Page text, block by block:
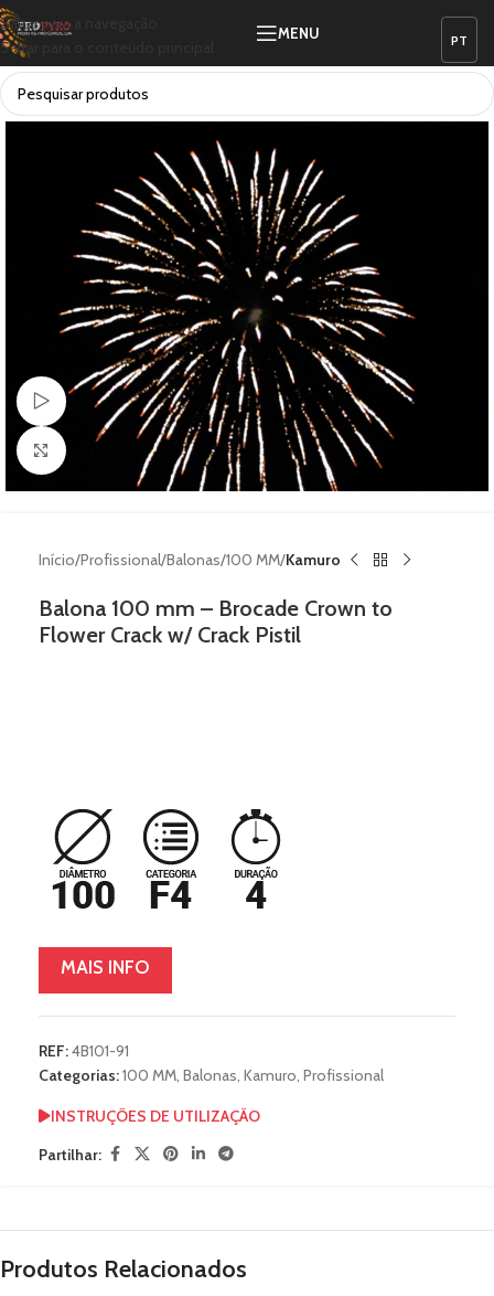
Saltar para a navegação
Saltar para o conteúdo principal
MENU
Ver vídeo
Clique para ampliar
Início Profissional Balonas 100 MM Kamuro
Balona 100 mm – Brocade Crown to
Flower Crack w/ Crack Pistil
MAIS INFO
REF:4B101-91
Categorias:100 MM, Balonas, Kamuro, Profissional
INSTRUÇÕES DE UTILIZAÇÃO
Partilhar:
Produtos Relacionados